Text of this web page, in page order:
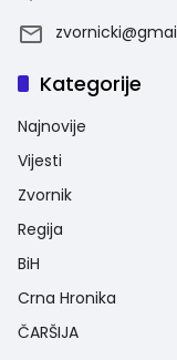
Kategorije
Najnovije
Vijesti
Zvornik
Regija
BiH
Crna Hronika
ČARŠIJA